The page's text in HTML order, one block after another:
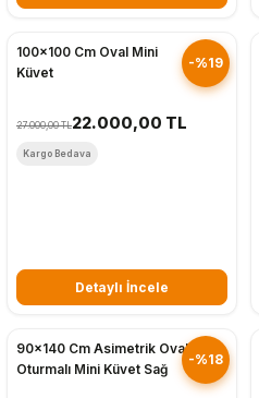
-%19
100x100 Cm Oval Mini
Küvet
27.000,00 TL22.000,00 TL
Kargo Bedava
Detaylı İncele
-%18
90x140 Cm Asimetrik Oval
Oturmalı Mini Küvet Sağ